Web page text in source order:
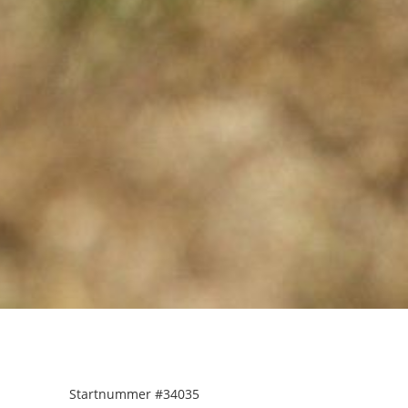
Startnummer #34035